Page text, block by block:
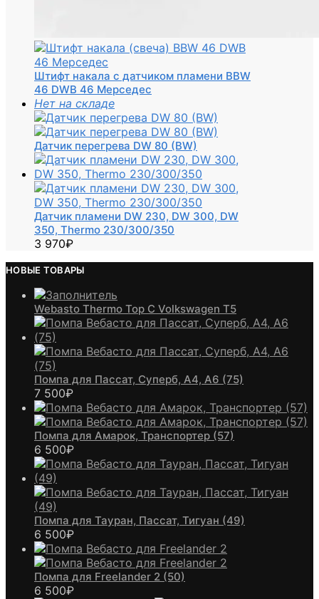
Штифт накала с датчиком пламени BBW
46 DWB 46 Мерседес
Нет на складе
Датчик перегрева DW 80 (BW)
Датчик пламени DW 230, DW 300, DW
350, Thermo 230/300/350
3 970₽
НОВЫЕ ТОВАРЫ
Webasto Thermo Top C Volkswagen T5
Помпа для Пассат, Суперб, А4, А6 (75)
7 500₽
Помпа для Амарок, Транспортер (57)
6 500₽
Помпа для Тауран, Пассат, Тигуан (49)
6 500₽
Помпа для Freelander 2 (50)
6 500₽